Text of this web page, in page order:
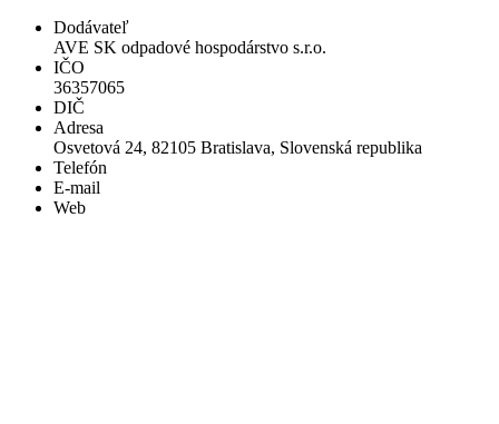
Dodávateľ
AVE SK odpadové hospodárstvo s.r.o.
IČO
36357065
DIČ
Adresa
Osvetová 24, 82105 Bratislava, Slovenská republika
Telefón
E-mail
Web